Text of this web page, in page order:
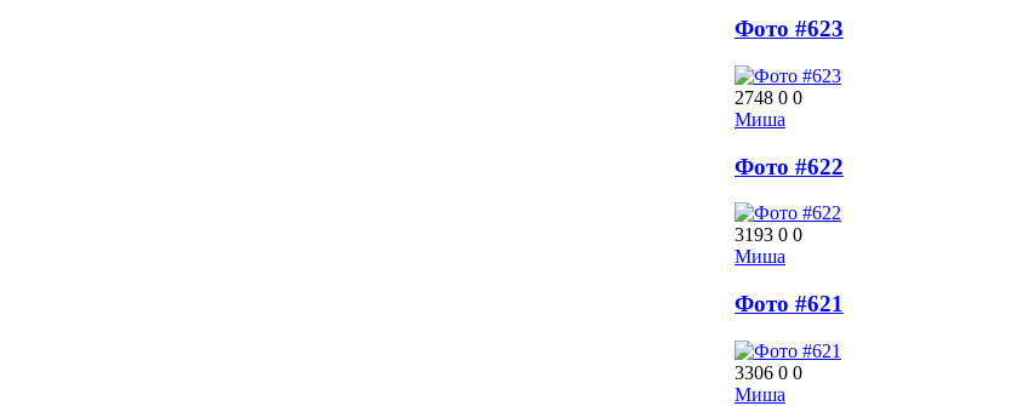
Фото #623
2748 0 0
Миша
Фото #622
3193 0 0
Миша
Фото #621
3306 0 0
Миша